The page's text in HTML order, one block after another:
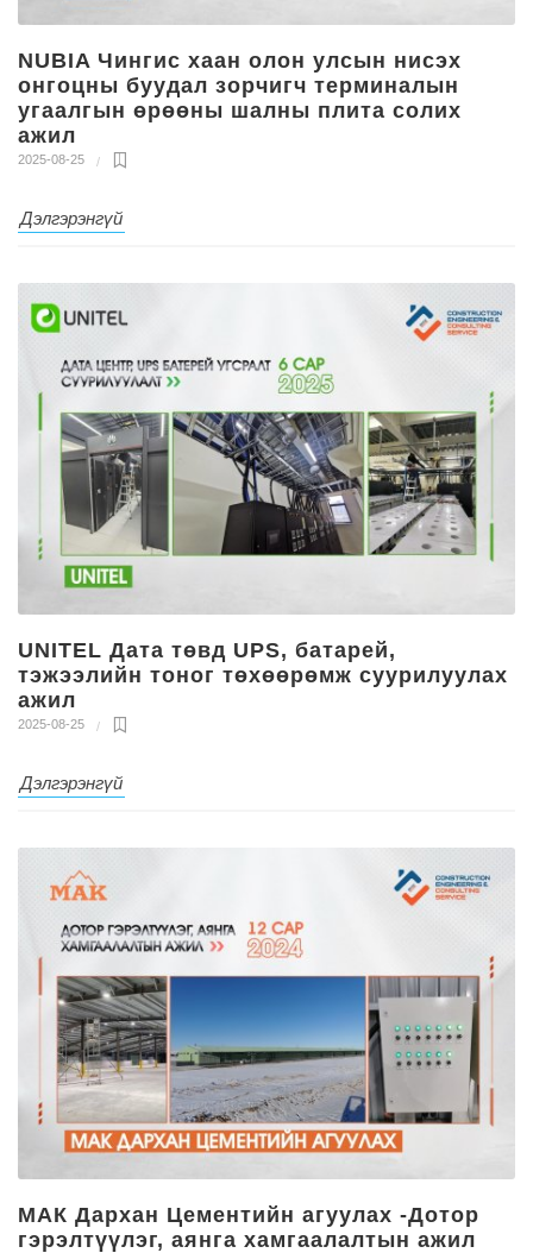
NUBIA Чингис хаан олон улсын нисэх
онгоцны буудал зорчигч терминалын
угаалгын өрөөны шалны плита солих
ажил
2025-08-25
Дэлгэрэнгүй
UNITEL Дата төвд UPS, батарей,
тэжээлийн тоног төхөөрөмж суурилуулах
ажил
2025-08-25
Дэлгэрэнгүй
МАК Дархан Цементийн агуулах -Дотор
гэрэлтүүлэг, аянга хамгаалалтын ажил